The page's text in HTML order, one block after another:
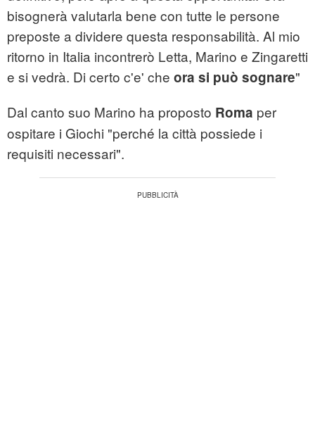
bisognerà valutarla bene con tutte le persone
preposte a dividere questa responsabilità. Al mio
ritorno in Italia incontrerò Letta, Marino e Zingaretti
e si vedrà. Di certo c'e' che ora si può sognare"
Dal canto suo Marino ha proposto Roma per
ospitare i Giochi "perché la città possiede i
requisiti necessari".